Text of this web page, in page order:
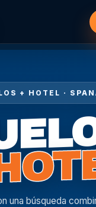
+ HOTEL ·
una búsqueda